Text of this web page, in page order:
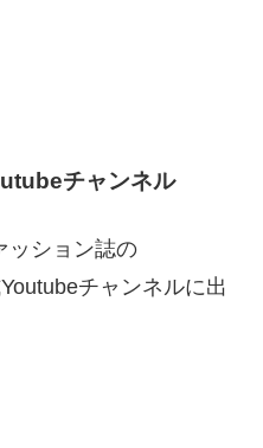
チャンネル
ッション誌の
チャンネルに出